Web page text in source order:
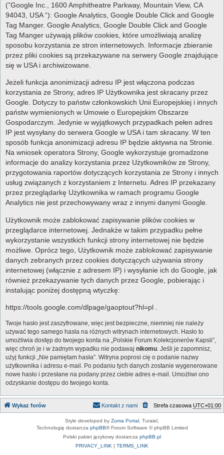
(”Google Inc., 1600 Amphitheatre Parkway, Mountain View, CA
94043, USA “): Google Analytics, Google Double Click and Google
Tag Manger. Google Analytics, Google Double Click and Google
Tag Manger używają plików cookies, które umożliwiają analizę
sposobu korzystania ze stron internetowych. Informacje zbieranie
przez pliki cookies są przekazywane na serwery Google znajdujące
się w USA i archiwizowane.
Jeżeli funkcja anonimizacji adresu IP jest włączona podczas
korzystania ze Strony, adres IP Użytkownika jest skracany przez
Google. Dotyczy to państw członkowskich Unii Europejskiej i innych
państw wymienionych w Umowie o Europejskim Obszarze
Gospodarczym. Jedynie w wyjątkowych przypadkach pełen adres
IP jest wysyłany do serwera Google w USA i tam skracany. W ten
sposób funkcja anonimizacji adresu IP będzie aktywna na Stronie.
Na wniosek operatora Strony, Google wykorzystuje gromadzone
informacje do analizy korzystania przez Użytkowników ze Strony,
przygotowania raportów dotyczących korzystania ze Strony i innych
usług związanych z korzystaniem z Internetu. Adres IP przekazany
przez przeglądarkę Użytkownika w ramach programu Google
Analytics nie jest przechowywany wraz z innymi danymi Google.
Użytkownik może zablokować zapisywanie plików cookies w
przeglądarce internetowej. Jednakże w takim przypadku pełne
wykorzystanie wszystkich funkcji strony internetowej nie będzie
możliwe. Oprócz tego, Użytkownik może zablokować zapisywanie
danych zebranych przez cookies dotyczących używania strony
internetowej (włącznie z adresem IP) i wysyłanie ich do Google, jak
również przekazywanie tych danych przez Google, pobierając i
instalując poniżej dostępną wtyczkę:
https://tools.google.com/dlpage/gaoptout?hl=pl .
Twoje hasło jest zaszyfrowane, więc jest bezpieczne, niemniej nie należy
używać tego samego hasła na różnych witrynach internetowych. Hasło to
umożliwia dostęp do twojego konta na „Polskie Forum Kolekcjonerów Kapsli”,
więc chroń je i w żadnym wypadku nie podawaj nikomu. Jeśli je zapomnisz,
użyj funkcji „Nie pamiętam hasła”. Witryna poprosi cię o podanie nazwy
użytkownika i adresu e-mail. Po podaniu tych danych zostanie wygenerowane
nowe hasło i przesłane na podany przez ciebie adres e-mail. Umożliwi ono
odzyskanie dostępu do twojego konta.
Wykaz forów Strefa czasowa UTC+01:00
Kontakt z nami
Style developed by Zuma Portal, Turaiel,
Technologię dostarcza phpBB® Forum Software © phpBB Limited
Polski pakiet językowy dostarcza phpBB.pl
PRIVACY_LINK | TERMS_LINK